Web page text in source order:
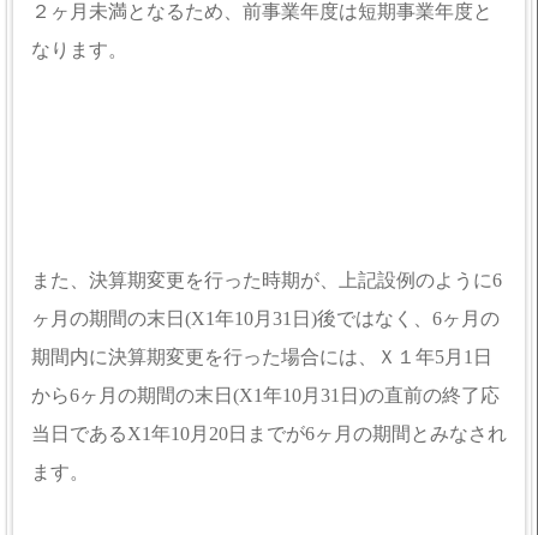
２ヶ月未満となるため、前事業年度は短期事業年度と
なります。
また、決算期変更を行った時期が、上記設例のように6
ヶ月の期間の末日(X1年10月31日)後ではなく、6ヶ月の
期間内に決算期変更を行った場合には、Ｘ１年5月1日
から6ヶ月の期間の末日(X1年10月31日)の直前の終了応
当日であるX1年10月20日までが6ヶ月の期間とみなされ
ます。